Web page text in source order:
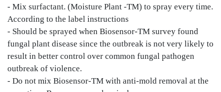
- Mix surfactant. (Moisture Plant -TM) to spray every time.
According to the label instructions
- Should be sprayed when Biosensor-TM survey found
fungal plant disease since the outbreak is not very likely to
result in better control over common fungal pathogen
outbreak of violence.
- Do not mix Biosensor-TM with anti-mold removal at the